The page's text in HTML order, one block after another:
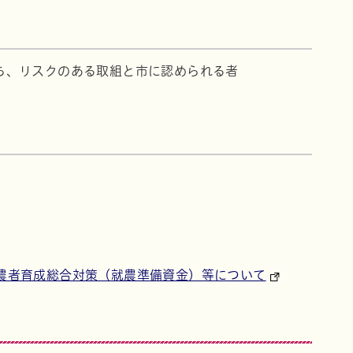
リスクのある取組と市に認められる者
者育成総合対策（就農準備資金）等について